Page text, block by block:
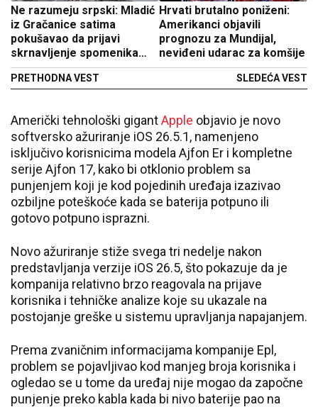
Ne razumeju srpski: Mladić
iz Gračanice satima
pokušavao da prijavi
skrnavljenje spomenika
kod Prištine, pa doživeo
novi šok
PRETHODNA VEST
Hrvati brutalno poniženi:
Amerikanci objavili
prognozu za Mundijal,
neviđeni udarac za komšije
SLEDEĆA VEST
Američki tehnološki gigantApple objavio je novo
softversko ažuriranje iOS 26.5.1, namenjeno
isključivo korisnicima modela Ajfon Er i kompletne
serije Ajfon 17, kako bi otklonio problem sa
punjenjem koji je kod pojedinih uređaja izazivao
ozbiljne poteškoće kada se baterija potpuno ili
gotovo potpuno isprazni.
Novo ažuriranje stiže svega tri nedelje nakon
predstavljanja verzije iOS 26.5, što pokazuje da je
kompanija relativno brzo reagovala na prijave
korisnika i tehničke analize koje su ukazale na
postojanje greške u sistemu upravljanja napajanjem.
Prema zvaničnim informacijama kompanije Epl,
problem se pojavljivao kod manjeg broja korisnika i
ogledao se u tome da uređaj nije mogao da započne
punjenje preko kabla kada bi nivo baterije pao na